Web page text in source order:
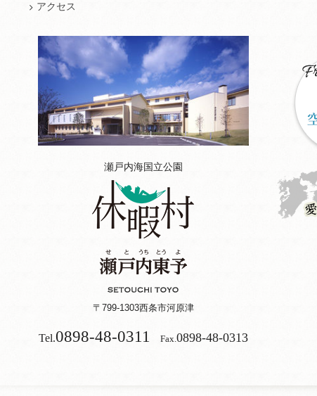
アクセス
瀬戸内海国立公園
〒799-1303西条市河原津
Tel.0898-48-0311 Fax. 0898-48-0313